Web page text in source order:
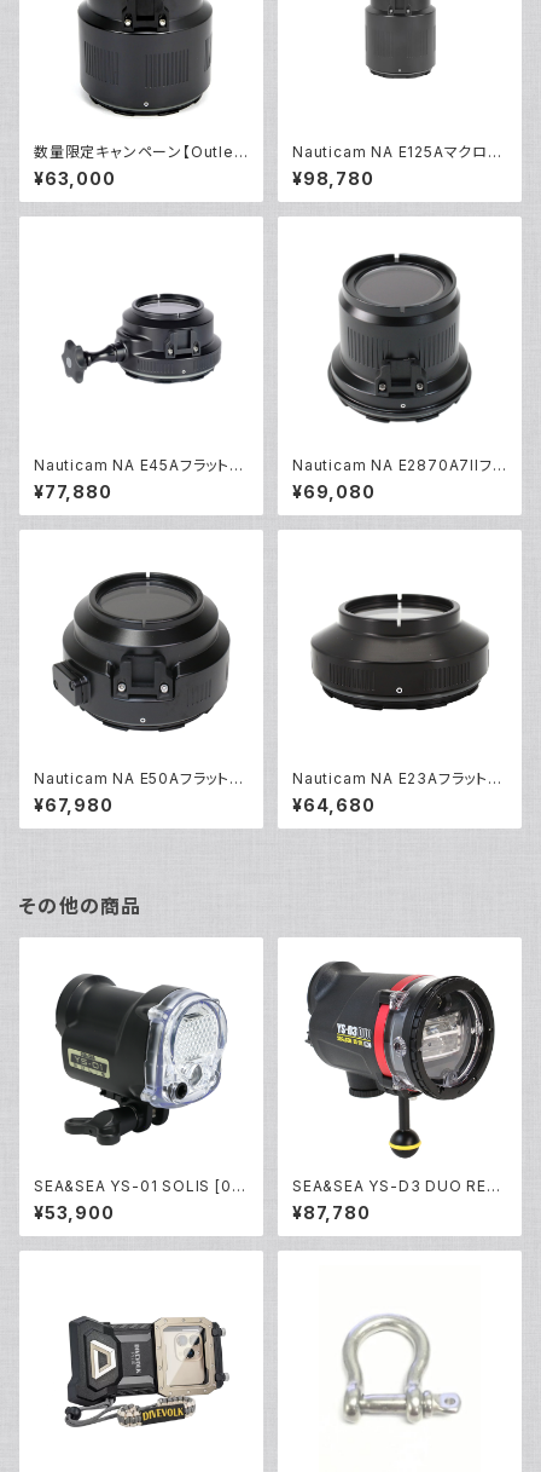
数量限定キャンペーン【Outlet/
展示使用品】Nauticam NA E1
05Aマクロポート [20776]
¥63,000
Nauticam NA E125Aマクロポ
ート [21743]
¥98,780
Nauticam NA E45Aフラットポ
ートMF [21265]
¥77,880
Nauticam NA E2870A7IIフラ
ットポート [20734]
¥69,080
Nauticam NA E50Aフラットポ
ート [21435]
¥67,980
Nauticam NA E23Aフラットポ
ート [21087]
¥64,680
その他の商品
SEA&SEA YS-01 SOLIS [03
124]
¥53,900
SEA&SEA YS-D3 DUO RED
[03130]
¥87,780